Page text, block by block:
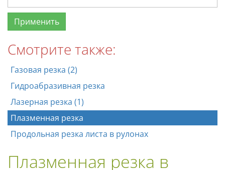
Смотрите также:
Газовая резка (2)
Гидроабразивная резка
Лазерная резка (1)
Плазменная резка
Продольная резка листа в рулонах
Плазменная резка в